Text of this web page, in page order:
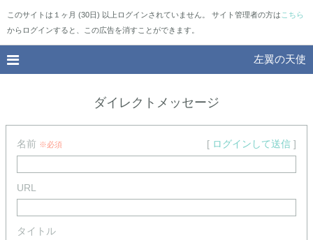
このサイトは１ヶ月 (30日) 以上ログインされていません。 サイト管理者の方は こちら
からログインすると、この広告を消すことができます。
左翼の天使
ダイレクトメッセージ
名前 ※必須 [ ログインして送信 ]
URL
タイトル